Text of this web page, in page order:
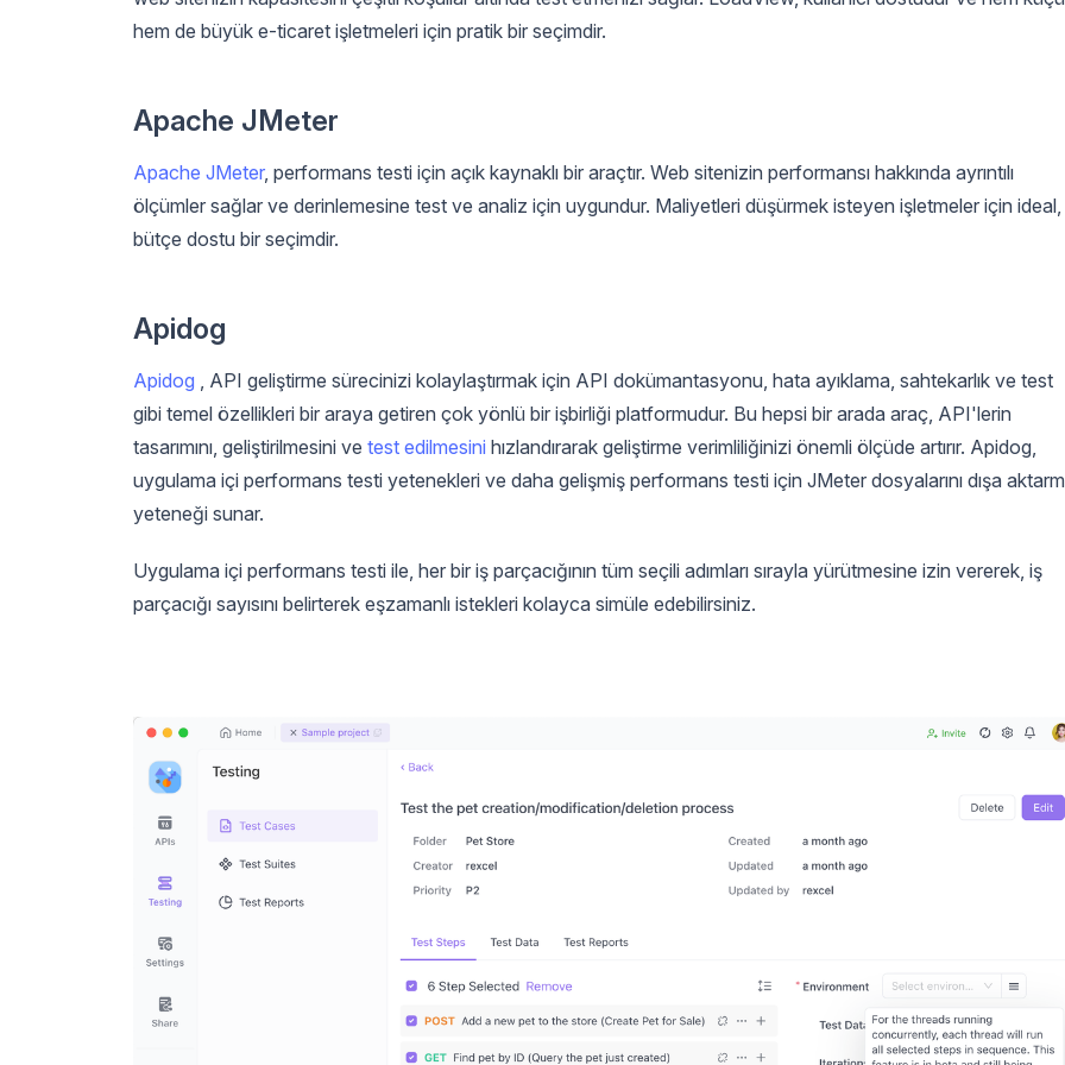
hem de büyük e-ticaret işletmeleri için pratik bir seçimdir.
Apache JMeter
Apache JMeter, performans testi için açık kaynaklı bir araçtır. Web sitenizin performansı hakkında ayrıntılı
ölçümler sağlar ve derinlemesine test ve analiz için uygundur. Maliyetleri düşürmek isteyen işletmeler için ideal,
bütçe dostu bir seçimdir.
Apidog
Apidog , API geliştirme sürecinizi kolaylaştırmak için API dokümantasyonu, hata ayıklama, sahtekarlık ve test
gibi temel özellikleri bir araya getiren çok yönlü bir işbirliği platformudur. Bu hepsi bir arada araç, API'lerin
tasarımını, geliştirilmesini ve test edilmesini hızlandırarak geliştirme verimliliğinizi önemli ölçüde artırır. Apidog,
uygulama içi performans testi yetenekleri ve daha gelişmiş performans testi için JMeter dosyalarını dışa
yeteneği sunar.
Uygulama içi performans testi ile, her bir iş parçacığının tüm seçili adımları sırayla yürütmesine izin vererek, iş
parçacığı sayısını belirterek eşzamanlı istekleri kolayca simüle edebilirsiniz.